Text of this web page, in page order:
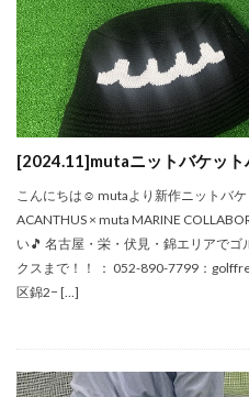
[2024.11]mutaニットバケット
こんにちは☺ mutaより新作ニットバ
ACANTHUS × muta MARINE
い🎵 名古屋・栄・伏見・錦エリアで
クスまで！！ ： 052-890-7799：
区錦2− […]